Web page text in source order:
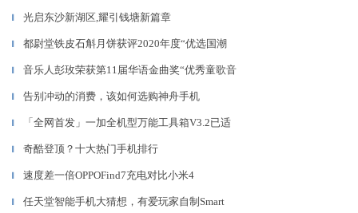
▎ ​光启东沙新湖区,耀引钱塘新篇章
▎ 都尉堂铁皮石斛月饼获评2020年度“优选国潮
▎ 音乐人彭玫荣获第11届华语金曲奖“优秀童歌音
▎ 告别冲动的消费，该如何选购神舟手机
▎ 「全网首发」一加全机型万能工具箱V3.2已适
▎ 奇酷登顶？十大热门手机排行
▎ 速度差一倍OPPOFind7充电对比小米4
▎ 任天堂智能手机大猜想，有爱玩家自制Smart